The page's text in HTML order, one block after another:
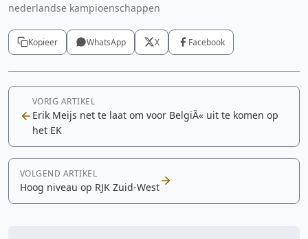
nederlandse kampioenschappen
Kopieer WhatsApp X Facebook
VORIG ARTIKEL
Erik Meijs net te laat om voor BelgiÃ« uit te komen op
het EK
VOLGEND ARTIKEL
Hoog niveau op RJK Zuid-West